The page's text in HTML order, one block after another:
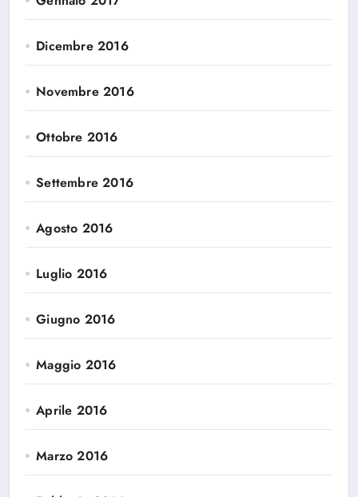
Dicembre 2016
Novembre 2016
Ottobre 2016
Settembre 2016
Agosto 2016
Luglio 2016
Giugno 2016
Maggio 2016
Aprile 2016
Marzo 2016